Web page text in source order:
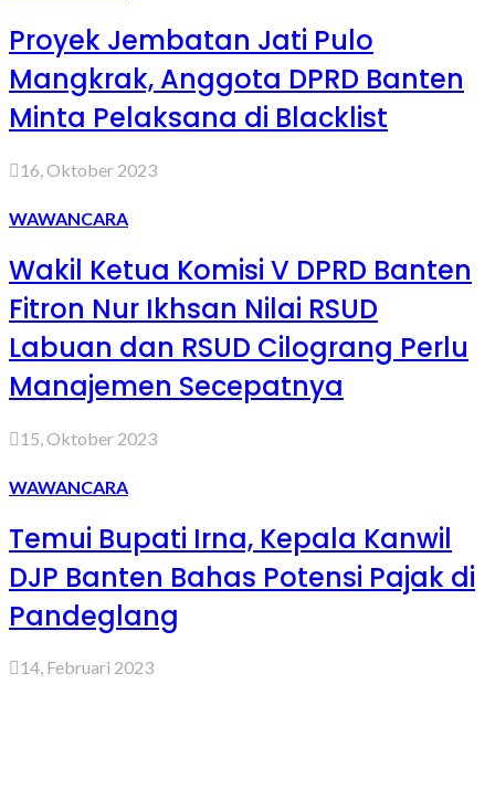
Proyek Jembatan Jati Pulo
Mangkrak, Anggota DPRD Banten
Minta Pelaksana di Blacklist
16, Oktober 2023
WAWANCARA
Wakil Ketua Komisi V DPRD Banten
Fitron Nur Ikhsan Nilai RSUD
Labuan dan RSUD Cilograng Perlu
Manajemen Secepatnya
15, Oktober 2023
WAWANCARA
Temui Bupati Irna, Kepala Kanwil
DJP Banten Bahas Potensi Pajak di
Pandeglang
14, Februari 2023